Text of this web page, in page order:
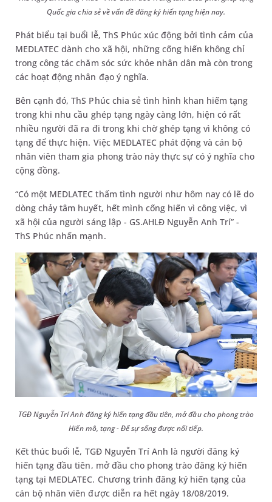
Quốc gia chia sẻ về vấn đề đăng ký hiến tạng hiện nay.
Phát biểu tại buổi lễ, ThS Phúc xúc động bởi tình cảm của
MEDLATEC dành cho xã hội, những cống hiến không chỉ
trong công tác chăm sóc sức khỏe nhân dân mà còn trong
các hoạt động nhân đạo ý nghĩa.
Bên cạnh đó, ThS Phúc chia sẻ tình hình khan hiếm tạng
trong khi nhu cầu ghép tạng ngày càng lớn, hiện có rất
nhiều người đã ra đi trong khi chờ ghép tạng vì không có
tạng để thực hiện. Việc MEDLATEC phát động và cán bộ
nhân viên tham gia phong trào này thực sự có ý nghĩa cho
cộng đồng.
“Có một MEDLATEC thấm tình người như hôm nay có lẽ do
dòng chảy tâm huyết, hết mình cống hiến vì công việc, vì
xã hội của người sáng lập - GS.AHLĐ Nguyễn Anh Trí” -
ThS Phúc nhấn mạnh.
TGĐ Nguyễn Trí Anh đăng ký hiến tạng đầu tiên, mở đầu cho phong trào
Hiến mô, tạng - Để sự sống được nối tiếp.
Kết thúc buổi lễ, TGĐ Nguyễn Trí Anh là người đăng ký
hiến tạng đầu tiên, mở đầu cho phong trào đăng ký hiến
tạng tại MEDLATEC. Chương trình đăng ký hiến tạng của
cán bộ nhân viên được diễn ra hết ngày 18/08/2019.